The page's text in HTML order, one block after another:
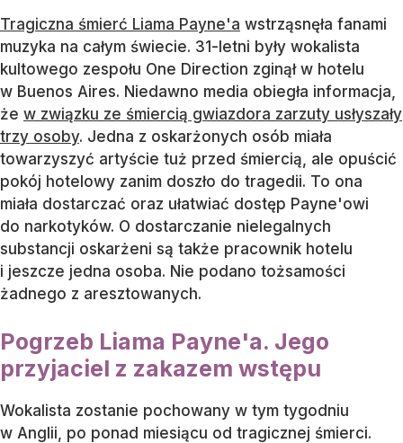
Tragiczna śmierć Liama Payne'a wstrząsnęła fanami
muzyka na całym świecie. 31-letni były wokalista
kultowego zespołu One Direction zginął w hotelu
w Buenos Aires. Niedawno media obiegła informacja,
że w związku ze śmiercią gwiazdora zarzuty usłyszały
trzy osoby. Jedna z oskarżonych osób miała
towarzyszyć artyście tuż przed śmiercią, ale opuścić
pokój hotelowy zanim doszło do tragedii. To ona
miała dostarczać oraz ułatwiać dostęp Payne'owi
do narkotyków. O dostarczanie nielegalnych
substancji oskarżeni są także pracownik hotelu
i jeszcze jedna osoba. Nie podano tożsamości
żadnego z aresztowanych.
Pogrzeb Liama Payne'a. Jego
przyjaciel z zakazem wstępu
Wokalista zostanie pochowany w tym tygodniu
w Anglii, po ponad miesiącu od tragicznej śmierci.